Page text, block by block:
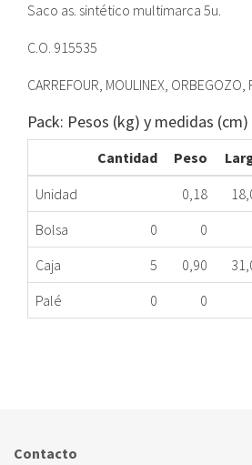
Saco as. sintético multimarca 5u.
C.O. 915535
CARREFOUR, MOULINEX, ORBEGOZO,
Pack: Pesos (kg) y medidas (cm)
Cantidad Peso
Unidad
0,18
Bolsa
0 0
Caja
5 0,90
Palé
0 0
Contacto